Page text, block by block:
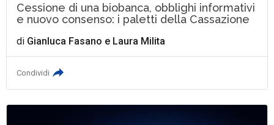
Cessione di una biobanca, obblighi informativi
e nuovo consenso: i paletti della Cassazione
di Gianluca Fasano e Laura Milita
Condividi